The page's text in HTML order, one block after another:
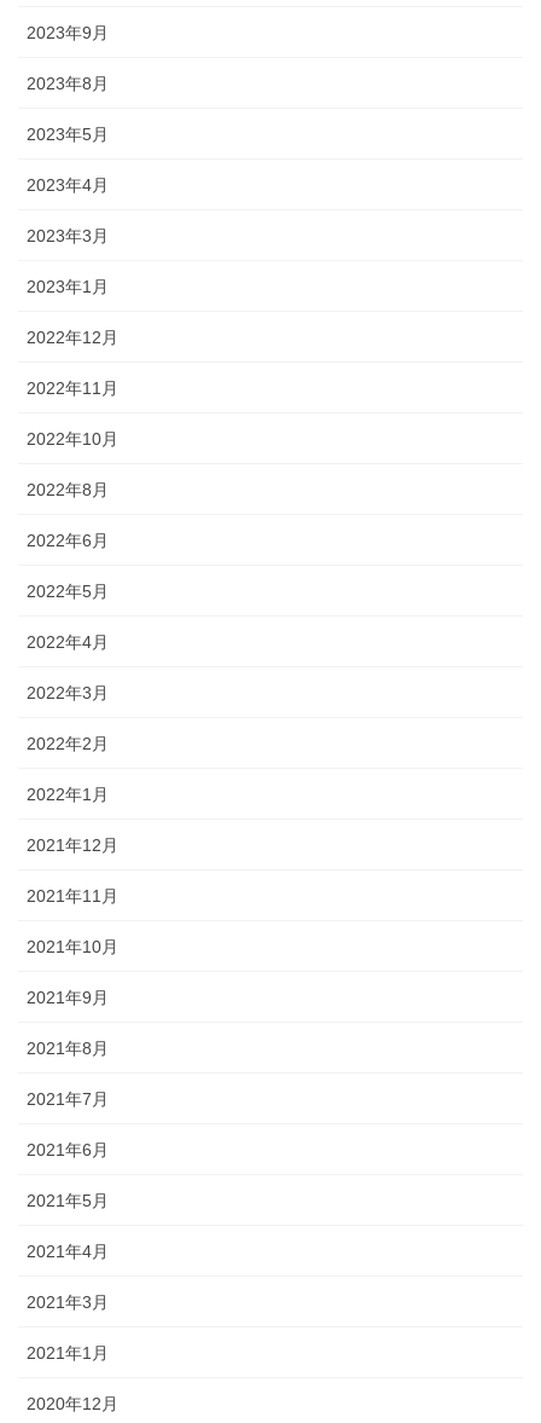
2023年9月
2023年8月
2023年5月
2023年4月
2023年3月
2023年1月
2022年12月
2022年11月
2022年10月
2022年8月
2022年6月
2022年5月
2022年4月
2022年3月
2022年2月
2022年1月
2021年12月
2021年11月
2021年10月
2021年9月
2021年8月
2021年7月
2021年6月
2021年5月
2021年4月
2021年3月
2021年1月
2020年12月